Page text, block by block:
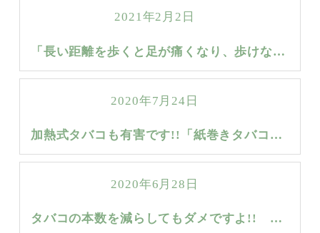
2021年2月2日
「長い距離を歩くと足が痛くなり、歩けなくなります。少し休むとまた歩けるようになります。」〜この症状は、足の血管の病気かもしれません〜
2020年7月24日
加熱式タバコも有害です!!「紙巻きタバコから加熱式タバコに変えようと思っているが、健康リスクは低くなりますか？」
2020年6月28日
タバコの本数を減らしてもダメですよ!! −喫煙本数と循環器罹患リスクの関係–